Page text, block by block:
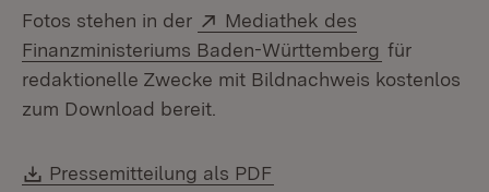
Fotos stehen in der Extern:
Mediathek des
Finanzministeriums Baden-Württemberg (Öffnet in
für
redaktionelle Zwecke mit Bildnachweis kostenlos
zum Download bereit.
Download:
Pressemitteilung als PDF